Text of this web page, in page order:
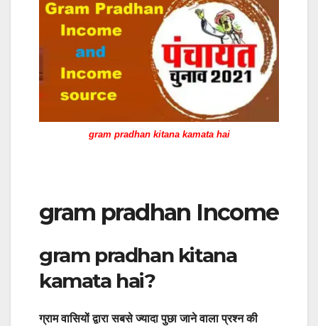
gram pradhan kitana kamata hai
gram pradhan Income
gram pradhan kitana
kamata hai?
ग्राम वासियों द्वारा सबसे ज्यादा पुछा जाने वाला प्रश्न की